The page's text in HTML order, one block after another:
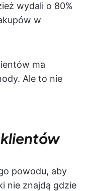
wydali o 80%
w
ma
Ale to nie
klientów
powodu, aby
nie znajdą gdzie